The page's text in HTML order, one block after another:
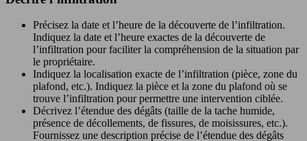
Précisez la date et l’heure de la découverte de l’infiltration.
Indiquez la date et l’heure exactes de la découverte de
l’infiltration pour faciliter la compréhension de la situation par
le propriétaire.
Indiquez la localisation exacte de l’infiltration (pièce, zone du
plafond, etc.). Indiquez la pièce et la zone du plafond où se
trouve l’infiltration pour permettre une intervention ciblée.
Décrivez l’étendue des dégâts (taille de la tache humide,
présence de décollements, de fissures, de moisissures, etc.).
Fournissez une description précise de l’étendue des dégâts